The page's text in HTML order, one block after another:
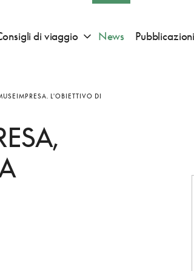
di viaggio Apri sotto menu "Consigli di
News Pubblicazioni
L'OBIETTIVO DI